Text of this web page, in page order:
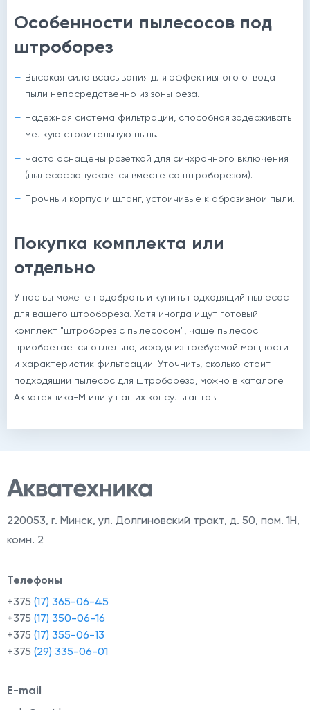
Особенности пылесосов под
штроборез
Высокая сила всасывания для эффективного отвода
пыли непосредственно из зоны реза.
Надежная система фильтрации, способная задерживать
мелкую строительную пыль.
Часто оснащены розеткой для синхронного включения
(пылесос запускается вместе со штроборезом).
Прочный корпус и шланг, устойчивые к абразивной пыли.
Покупка комплекта или
отдельно
У нас вы можете подобрать и купить подходящий пылесос
для вашего штробореза. Хотя иногда ищут готовый
комплект "штроборез с пылесосом", чаще пылесос
приобретается отдельно, исходя из требуемой мощности
и характеристик фильтрации. Уточнить, сколько стоит
подходящий пылесос для штробореза, можно в каталоге
Акватехника-М или у наших консультантов.
220053, г. Минск, ул. Долгиновский тракт, д. 50, пом. 1Н,
комн. 2
Телефоны
+375 (17) 365-06-45
+375 (17) 350-06-16
+375 (17) 355-06-13
+375 (29) 335-06-01
E-mail